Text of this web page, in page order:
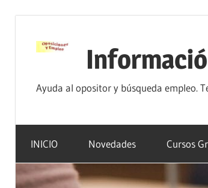
Ayuda al opositor y búsqueda empleo.
INICIO Novedades Cursos